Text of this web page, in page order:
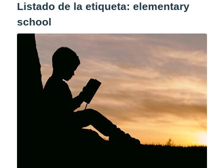
Listado de la etiqueta: elementary
school